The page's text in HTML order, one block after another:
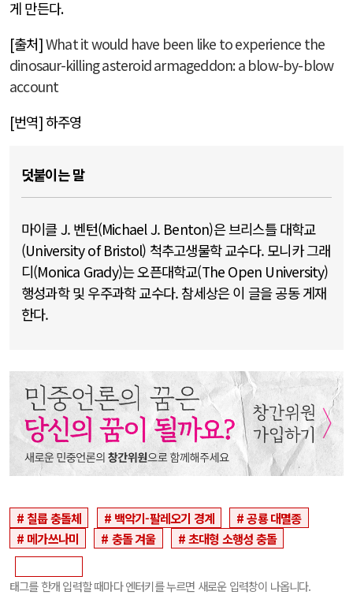
게 만든다.
[출처]What it would have been like to experience the
dinosaur-killing asteroid armageddon: a blow-by-blow
account
[번역] 하주영
덧붙이는 말
마이클 J. 벤턴(Michael J. Benton)은 브리스틀 대학교
(University of Bristol) 척추고생물학 교수다. 모니카 그래
디(Monica Grady)는 오픈대학교(The Open University)
행성과학 및 우주과학 교수다. 참세상은 이 글을 공동 게재
한다.
칠룹 충돌체 백악기-팔레오기 경계
공룡 대멸종
메가쓰나미
충돌 겨울 초대형 소행성 충돌
태그를 한개 입력할 때마다 엔터키를 누르면 새로운 입력창이 나옵니다.